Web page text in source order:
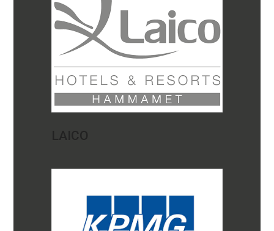
LAICO